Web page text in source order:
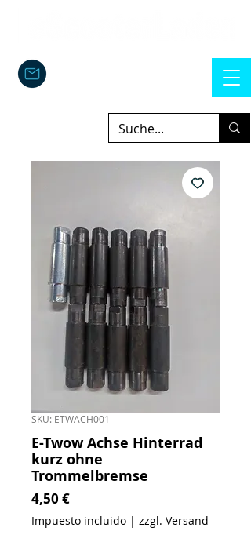
SKU: ETWACH001
E-Twow Achse Hinterrad
kurz ohne
Trommelbremse
4,50 €Precio
Impuesto incluido | zzgl. Versand